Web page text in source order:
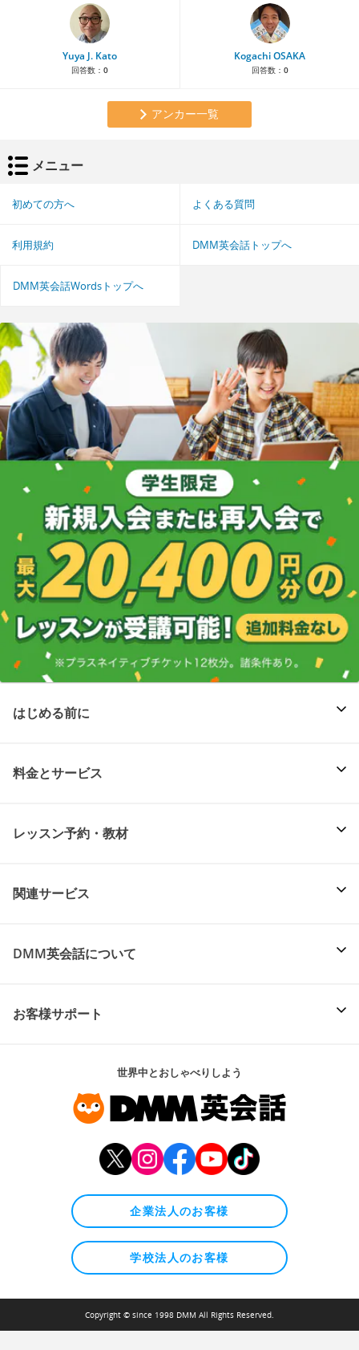
Yuya J. Kato
回答数： 0
Kogachi OSAKA
回答数： 0
アンカー一覧
メニュー
初めての方へ よくある質問
利用規約 DMM英会話トップへ
DMM英会話Wordsトップへ
はじめる前に
料金とサービス
レッスン予約・教材
関連サービス
DMM英会話について
お客様サポート
世界中とおしゃべりしよう
企業法人のお客様
学校法人のお客様
Copyright © since 1998 DMM All Rights Reserved.